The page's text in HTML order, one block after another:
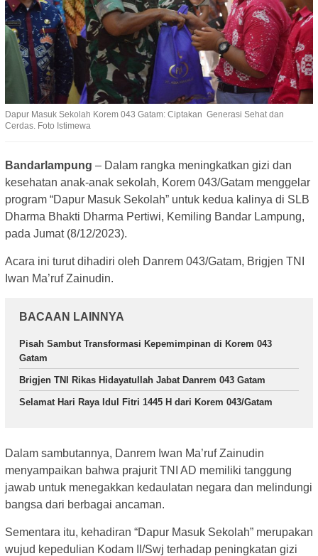
Dapur Masuk Sekolah Korem 043 Gatam: Ciptakan Generasi Sehat dan
Cerdas. Foto Istimewa
Bandarlampung – Dalam rangka meningkatkan gizi dan
kesehatan anak-anak sekolah, Korem 043/Gatam menggelar
program “Dapur Masuk Sekolah” untuk kedua kalinya di SLB
Dharma Bhakti Dharma Pertiwi, Kemiling Bandar Lampung,
pada Jumat (8/12/2023).
Acara ini turut dihadiri oleh Danrem 043/Gatam, Brigjen TNI
Iwan Ma’ruf Zainudin.
BACAAN LAINNYA
Pisah Sambut Transformasi Kepemimpinan di Korem 043
Gatam
Brigjen TNI Rikas Hidayatullah Jabat Danrem 043 Gatam
Selamat Hari Raya Idul Fitri 1445 H dari Korem 043/Gatam
Dalam sambutannya, Danrem Iwan Ma’ruf Zainudin
menyampaikan bahwa prajurit TNI AD memiliki tanggung
jawab untuk menegakkan kedaulatan negara dan melindungi
bangsa dari berbagai ancaman.
Sementara itu, kehadiran “Dapur Masuk Sekolah” merupakan
wujud kepedulian Kodam II/Swj terhadap peningkatan gizi